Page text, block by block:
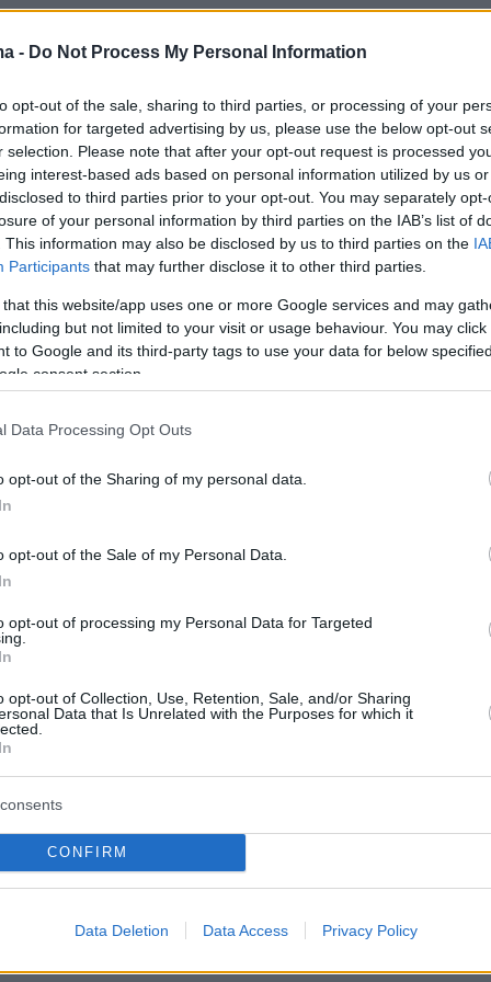
- Do Not Process My Personal Information
opt-out of the sale, sharing to third parties, or processing of your
for targeted advertising by us, please use the below opt-out
selection. Please note that after your opt-out request is processed
interest-based ads based on personal information utilized by us
to third parties prior to your opt-out. You may separately
of your personal information by third parties on the IAB’s list of
This information may also be disclosed by us to third parties on the
Participants that may further disclose it to other third parties.
that this website/app uses one or more Google services and may
but not limited to your visit or usage behaviour. You may
to Google and its third-party tags to use your data for below
consent section.
Data Processing Opt Outs
opt-out of the Sharing of my personal data.
opt-out of the Sale of my Personal Data.
opt-out of processing my Personal Data for Targeted
opt-out of Collection, Use, Retention, Sale, and/or Sharing
Data that Is Unrelated with the Purposes for which it
CONFIRM
Data Deletion Data Access Privacy Policy
protothema.gr στο Google Newsκαι μάθετε πρώτοι
Ειδήσειςαπό την Ελλάδα και τον Κόσμο, τη
στοProtothema.gr
ΕιδήσειςΔημοφιλή
έγραψε
μετάλλιο στο
τους
στη χώρα, ισχυρή
γιόρτασε τα
τη Μέριλ Στρίπ -
ο Τσίπρας στη
το
του
το παιδί όταν
χειρότερη μαμά
O Τομ Χόλαντ και η Ζεντάγια
έκαναν ιδιωτική γαμήλια τελετή σε
πολυτελές ξενοδοχείο στην
εξοχή
πριν 29 λεπτά
Νείλου: Η Αττική είναι φέτος στο
«κόκκινο», τα συμπτώματα που
Αυγούστου: «Αντιγόνη» στην
Καρδιοπαθείς και καλοκαίρι:
Διακοπές με ασφάλεια
φέρεται να αποκάλυψαν χάκερ στο